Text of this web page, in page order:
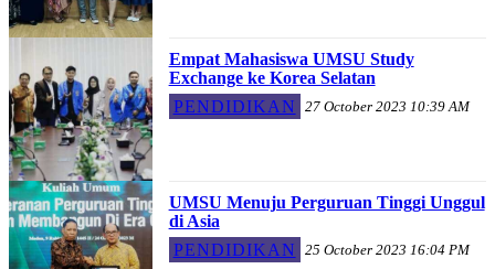
Empat Mahasiswa UMSU Study
Exchange ke Korea Selatan
PENDIDIKAN
27 October 2023 10:39 AM
UMSU Menuju Perguruan Tinggi Unggul
di Asia
PENDIDIKAN
25 October 2023 16:04 PM